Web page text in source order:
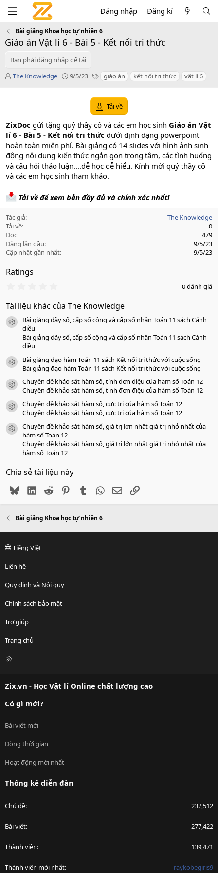
Đăng nhập Đăng kí
Bài giảng Khoa học tự nhiên 6
Giáo án Vật lí 6 - Bài 5 - Kết nối tri thức
Bạn phải đăng nhập để tải
T
The Knowledge
C
o
n
d
a
t
9/5/23
T
s
giáo án kết nối tri thức vật lí 6
Tải về
ZixDoc gửi tặng quý thầy cô và các em học sinh Giáo án Vật
lí 6 - Bài 5 - Kết nối tri thức dưới định dạng powerpoint
hoàn toàn miễn phí. Bài giảng có 14 slides với hình ảnh sinh
động nội dung kiến thức ngắn gọn trọng tâm, các tình huống
và câu hỏi thảo luận....dễ học dễ hiểu. Kính mời quý thầy cô
và các em học sinh tham khảo.
Tải về để xem bản đầy đủ và chính xác nhất!
Tác giả
The Knowledge
Tải về
0
Đọc
479
Đăng lần đầu
9/5/23
Cập nhật gần nhất
9/5/23
Ratings
0
0
a
0 đánh giá
Tài liệu khác của The Knowledge
icon tài liệu
Bài giảng dãy số, cấp số cộng và cấp số nhân Toán 11 sách Cánh
diều
Bài giảng dãy số, cấp số cộng và cấp số nhân Toán 11 sách Cánh
diều
icon tài liệu
Bài giảng đạo hàm Toán 11 sách Kết nối tri thức với cuộc sống
Bài giảng đạo hàm Toán 11 sách Kết nối tri thức với cuộc sống
icon tài liệu
Chuyên đề khảo sát hàm số, tính đơn điệu của hàm số Toán 12
Chuyên đề khảo sát hàm số, tính đơn điệu của hàm số Toán 12
icon tài liệu
Chuyên đề khảo sát hàm số, cực trị của hàm số Toán 12
Chuyên đề khảo sát hàm số, cực trị của hàm số Toán 12
icon tài liệu
Chuyên đề khảo sát hàm số, giá trị lớn nhất giá trị nhỏ nhất của
hàm số Toán 12
Chuyên đề khảo sát hàm số, giá trị lớn nhất giá trị nhỏ nhất của
hàm số Toán 12
Chia sẻ tài liệu này
BlueskyLinkedIn
Reddit PinterestTumblr WhatsApp
EmailLink
Bài giảng Khoa học tự nhiên 6
Tiếng Việt
Liên hệ
Quy định và Nội quy
Chính sách bảo mật
Trợ giúp
Trang chủ
R
Zix.vn - Học Vật lí Online chất lượng cao
Có gì mới?
Bài viết mới
Dòng thời gian
Hoạt động mới nhất
Thống kê diễn đàn
Chủ đề 237,512
Bài viết 277,422
Thành viên 139,471
Thành viên mới nhất raykobegiris9